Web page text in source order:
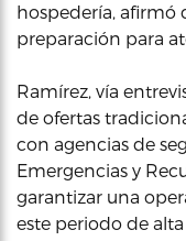
hospedería, afirmó
preparación para
Ramírez, vía
de ofertas
con agencias de
Emergencias y
garantizar una
este periodo de